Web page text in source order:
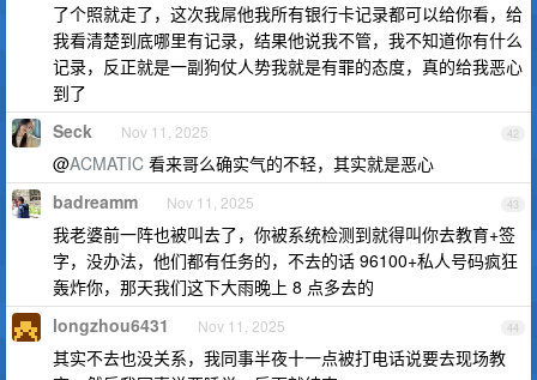
了个照就走了，这次我屌他我所有银行卡记录都可以给你看，给
我看清楚到底哪里有记录，结果他说我不管，我不知道你有什么
记录，反正就是一副狗仗人势我就是有罪的态度，真的给我恶心
到了
42
Seck Nov 11, 2025
@ACMATIC 看来哥么确实气的不轻，其实就是恶心
43
badreamm Nov 11, 2025
我老婆前一阵也被叫去了，你被系统检测到就得叫你去教育+签
字，没办法，他们都有任务的，不去的话 96100+私人号码疯狂
轰炸你，那天我们这下大雨晚上 8 点多去的
44
longzhou6431 Nov 11, 2025
其实不去也没关系，我同事半夜十一点被打电话说要去现场教